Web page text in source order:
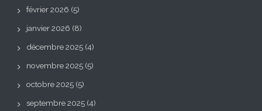
février 2026 (5)
janvier 2026 (8)
décembre 2025 (4)
novembre 2025 (5)
octobre 2025 (5)
septembre 2025 (4)